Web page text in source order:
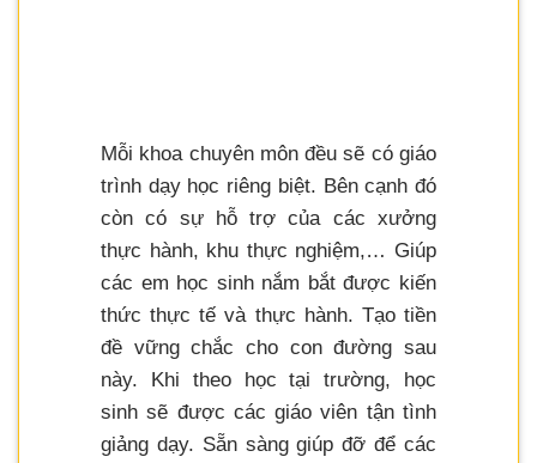
Mỗi khoa chuyên môn đều sẽ có giáo
trình dạy học riêng biệt. Bên cạnh đó
còn có sự hỗ trợ của các xưởng
thực hành, khu thực nghiệm,… Giúp
các em học sinh nắm bắt được kiến
thức thực tế và thực hành. Tạo tiền
đề vững chắc cho con đường sau
này. Khi theo học tại trường, học
sinh sẽ được các giáo viên tận tình
giảng dạy. Sẵn sàng giúp đỡ để các